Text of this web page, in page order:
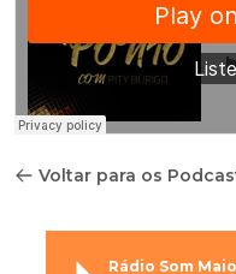
Voltar para os
Rádio Som